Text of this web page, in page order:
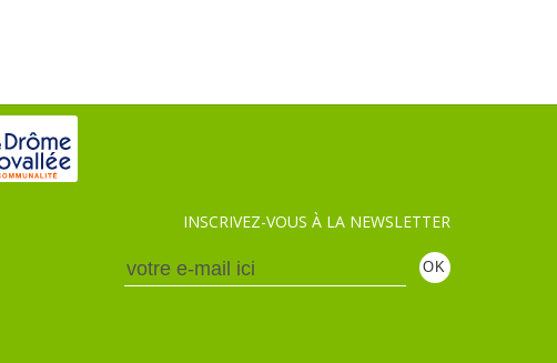
INSCRIVEZ-VOUS À LA NEWSLETTER